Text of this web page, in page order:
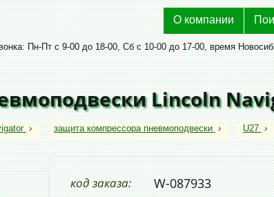
О компании
Пн-Пт с 9-00 до 18-00, Сб с 10-00 до 17-00, время
Lincoln
› защита компрессора пневмоподвески › U27 ›
код заказа: W-087933